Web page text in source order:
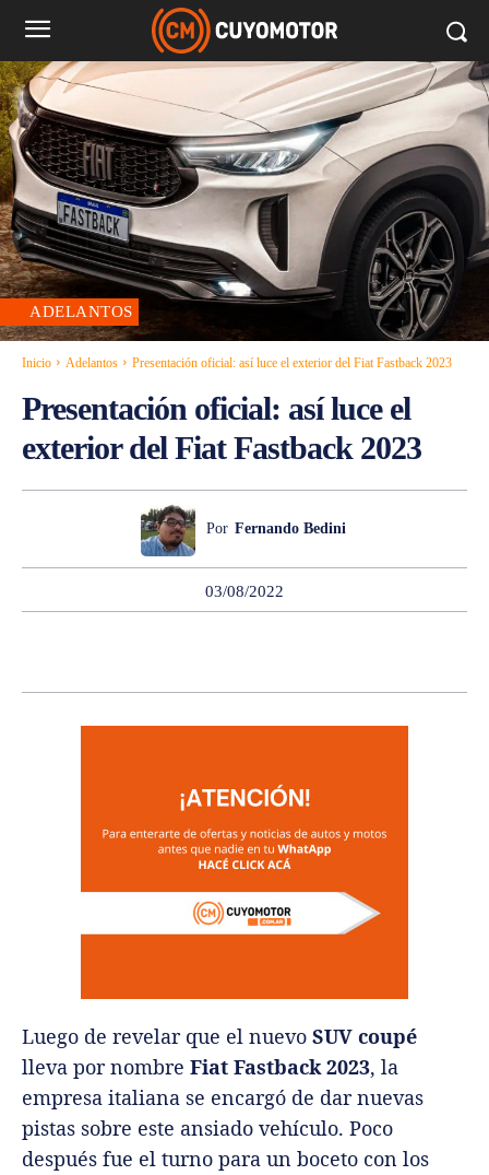
ADELANTOS
Inicio Adelantos Presentación oficial: así luce el exterior del Fiat Fastback 2023
Presentación oficial: así luce el
exterior del Fiat Fastback 2023
Por Fernando Bedini
03/08/2022
Luego de revelar que el nuevo SUV coupé
lleva por nombre Fiat Fastback 2023, la
empresa italiana se encargó de dar nuevas
pistas sobre este ansiado vehículo. Poco
después fue el turno para un boceto con los